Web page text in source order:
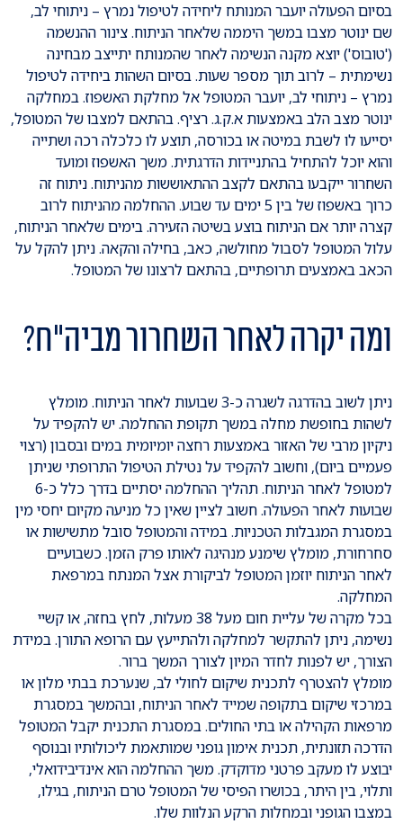
בסיום הפעולה יועבר המנותח ליחידה לטיפול נמרץ – ניתוחי לב,
שם ינוטר מצבו במשך היממה שלאחר הניתוח. צינור ההנשמה
('טובוס') יוצא מקנה הנשימה לאחר שהמנותח יתייצב מבחינה
נשימתית – לרוב תוך מספר שעות. בסיום השהות ביחידה לטיפול
נמרץ – ניתוחי לב, יועבר המטופל אל מחלקת האשפוז. במחלקה
ינוטר מצב הלב באמצעות א.ק.ג. רציף. בהתאם למצבו של המטופל,
יסייעו לו לשבת במיטה או בכורסה, תוצע לו כלכלה רכה ושתייה
והוא יוכל להתחיל בהתניידות הדרגתית. משך האשפוז ומועד
השחרור ייקבעו בהתאם לקצב ההתאוששות מהניתוח. ניתוח זה
כרוך באשפוז של בין 5 ימים עד שבוע. ההחלמה מהניתוח לרוב
קצרה יותר אם הניתוח בוצע בשיטה הזעירה. בימים שלאחר הניתוח,
עלול המטופל לסבול מחולשה, כאב, בחילה והקאה. ניתן להקל על
הכאב באמצעים תרופתיים, בהתאם לרצונו של המטופל.
ומה יקרה לאחר השחרור מביה"ח?
ניתן לשוב בהדרגה לשגרה כ-3 שבועות לאחר הניתוח. מומלץ
לשהות בחופשת מחלה במשך תקופת ההחלמה. יש להקפיד על
ניקיון מרבי של האזור באמצעות רחצה יומיומית במים ובסבון (רצוי
פעמיים ביום), וחשוב להקפיד על נטילת הטיפול התרופתי שניתן
למטופל לאחר הניתוח. תהליך ההחלמה יסתיים בדרך כלל כ-6
שבועות לאחר הפעולה. חשוב לציין שאין כל מניעה מקיום יחסי מין
במסגרת המגבלות הטכניות. במידה והמטופל סובל מתשישות או
סחרחורת, מומלץ שימנע מנהיגה לאותו פרק הזמן. כשבועיים
לאחר הניתוח יוזמן המטופל לביקורת אצל המנתח במרפאת
המחלקה.
בכל מקרה של עליית חום מעל 38 מעלות, לחץ בחזה, או קשיי
נשימה, ניתן להתקשר למחלקה ולהתייעץ עם הרופא התורן. במידת
הצורך, יש לפנות לחדר המיון לצורך המשך ברור.
מומלץ להצטרף לתכנית שיקום לחולי לב, שנערכת בבתי מלון או
במרכזי שיקום בתקופה שמייד לאחר הניתוח, ובהמשך במסגרת
מרפאות הקהילה או בתי החולים. במסגרת התכנית יקבל המטופל
הדרכה תזונתית, תכנית אימון גופני שמותאמת ליכולותיו ובנוסף
יבוצע לו מעקב פרטני מדוקדק. משך ההחלמה הוא אינדיבידואלי,
ותלוי, בין היתר, בכושרו הפיסי של המטופל טרם הניתוח, בגילו,
במצבו הגופני ובמחלות הרקע הנלוות שלו.